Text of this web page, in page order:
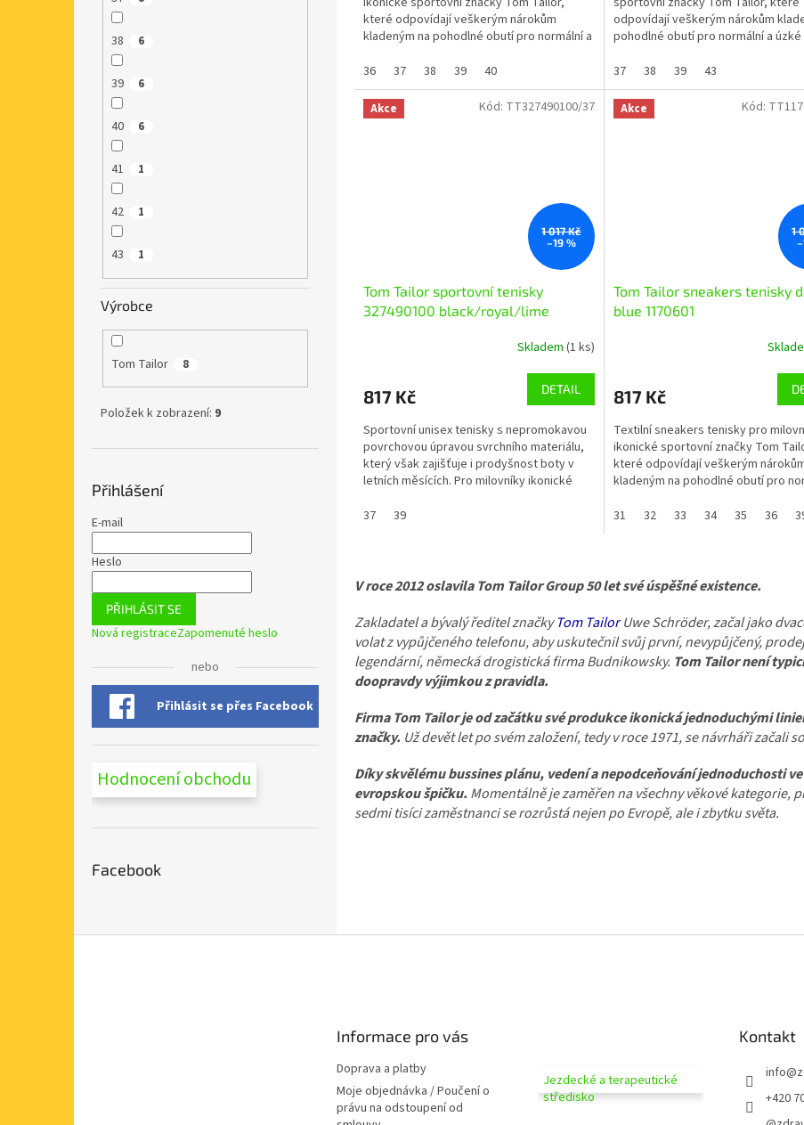
38 6
39 6
40 6
41 1
42 1
43 1
Výrobce
Tom Tailor 8
Položek k zobrazení: 9
Přihlášení
E-mail
Heslo
PŘIHLÁSIT SE
Nová registraceZapomenuté heslo
nebo
Přihlásit se přes Facebook
Hodnocení obchodu
Facebook
které odpovídají veškerým nárokům
kladeným na pohodlné obutí pro normální a
36
37 38 39 40
odpovídají veškerým nárokům
pohodlné obutí pro normální a
37
38 39 43
Akce
1 017 Kč
–19 %
Tom Tailor sportovní tenisky
327490100 black/royal/lime
Skladem (1 ks)
817 Kč DETAIL
Sportovní unisex tenisky s nepromokavou
povrchovou úpravou svrchního materiálu,
který však zajišťuje i prodyšnost boty v
letních měsících. Pro milovníky ikonické
37
39
Kód: TT327490100/37 Akce
1
Tom Tailor sneakers tenisky
blue 1170601
817 Kč
Textilní sneakers tenisky pro
ikonické sportovní značky Tom
které odpovídají veškerým
kladeným na pohodlné obutí pro
31
32 33 34 35 36
Kód:
l
d
a
c
v
k
v
ý
p
V roce 2012 oslavila Tom Tailor Group 50 let své úspěšné existence.
Zakladatel a bývalý ředitel značkyTom TailorUwe Schröder, začal jako
volat z vypůjčeného telefonu, aby uskutečnil svůj první, nevypůjčený,
legendární, německá drogistická firma Budnikowsky. Tom Tailor není
doopravdy výjimkou z pravidla.
Firma Tom Tailor je od začátku své produkce ikonická jednoduchými
značky. Už devět let po svém založení, tedy v roce 1971, se návrháři začali
Díky skvělému bussines plánu, vedení a nepodceňování jednoduchosti
evropskou špičku.Momentálně je zaměřen na všechny věkové kategorie,
sedmi tisíci zaměstnanci se rozrůstá nejen po Evropě, ale i zbytku světa.
Informace pro vás
Doprava a platby
Moje objednávka / Poučení o
právu na odstoupení od
Jezdecké a terapeutické
středisko
Kontakt
info@
+420